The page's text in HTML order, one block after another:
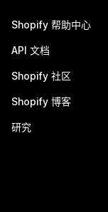
Shopify 帮助中心
API 文档
Shopify 社区
Shopify 博客
研究